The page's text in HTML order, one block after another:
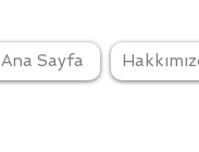
Ana Sayfa